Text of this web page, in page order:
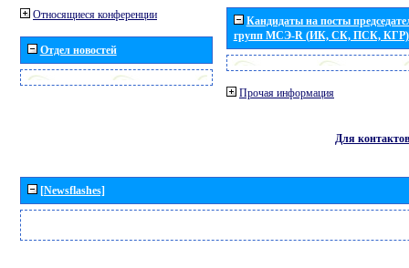
Относящиеся конференции
Отдел новостей
Кандидаты на посты
групп МСЭ-R (ИК, СК, ПСК, КГР)
Прочая информация
Для контактов
[Newsflashes]